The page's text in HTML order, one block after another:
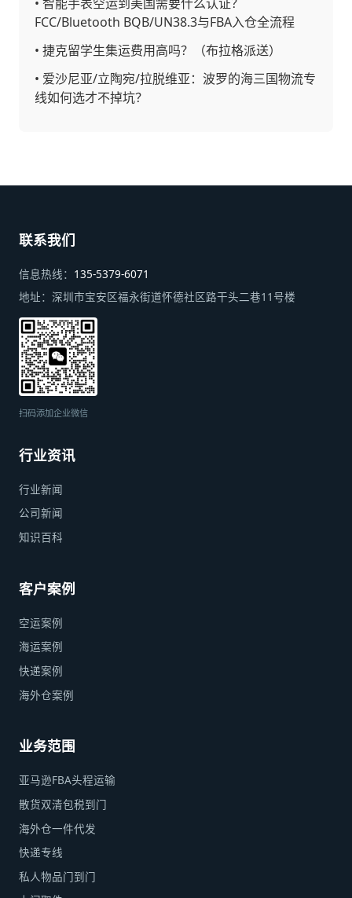
FCC/Bluetooth BQB/UN38.3与FBA入仓全流程
• 捷克留学生集运费用高吗？（布拉格派送）
• 爱沙尼亚/立陶宛/拉脱维亚：波罗的海三国物流专
线如何选才不掉坑？
联系我们
信息热线： 135-5379-6071
地址： 深圳市宝安区福永街道怀德社区路干头二巷11号楼
扫码添加企业微信
行业资讯
行业新闻
公司新闻
知识百科
客户案例
空运案例
海运案例
快递案例
海外仓案例
业务范围
亚马逊FBA头程运输
散货双清包税到门
海外仓一件代发
快递专线
私人物品门到门